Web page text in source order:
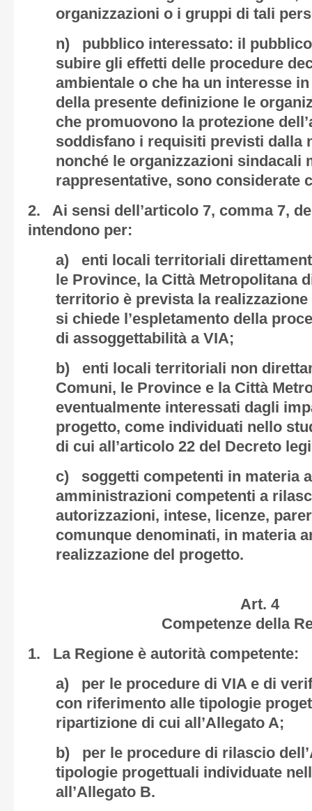
organizzazioni o i gruppi di tali
n) pubblico interessato: il
subire gli effetti delle procedure
ambientale o che ha un interesse
della presente definizione le
che promuovono la protezione
soddisfano i requisiti previsti dalla
nonché le organizzazioni sindacali
rappresentative, sono considerate
2. Ai sensi dell’articolo 7, comma 7,
intendono per:
a) enti locali territoriali
le Province, la Città Metropolitana
territorio è prevista la
si chiede l’espletamento della
di assoggettabilità a VIA;
b) enti locali territoriali non
Comuni, le Province e la Città
eventualmente interessati dagli
progetto, come individuati nello
di cui all’articolo 22 del Decreto
c) soggetti competenti in materia
amministrazioni competenti a
autorizzazioni, intese, licenze,
comunque denominati, in materia
realizzazione del progetto.
Art. 4
Competenze della
1. La Regione è autorità competente:
a) per le procedure di VIA e di
con riferimento alle tipologie
ripartizione di cui all’Allegato A;
b) per le procedure di rilascio
tipologie progettuali individuate
all’Allegato B.